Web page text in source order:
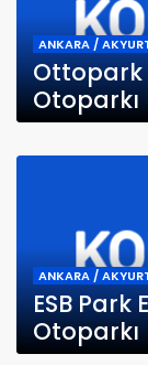
ANKARA /
Ottopark
Otoparkı
ANKARA /
ESB
Otoparkı